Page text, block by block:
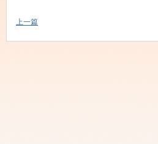
上一篇